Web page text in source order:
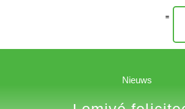
Nieuws